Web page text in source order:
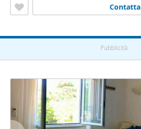
Contatta
Pubblicità